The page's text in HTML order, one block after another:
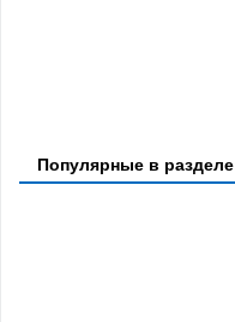
Популярные в разделе